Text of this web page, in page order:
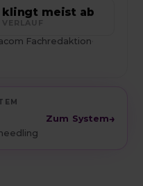
klingt meist ab
VERLAUF
Fachredaktion
Zum System→